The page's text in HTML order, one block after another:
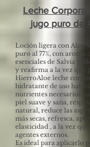
Leche
jugo puro de
Loción ligera con Aloe
puro al 77%, con aroma
esenciales de Salvia y
y reafirma a la vez que
HierroAloe leche
hidratante de uso
nutrientes necesarios
piel suave y sana,
natural, reduce las
más secas, refresca,
elasticidad , a la vez
agentes externos.
Es ideal para aplicarlo